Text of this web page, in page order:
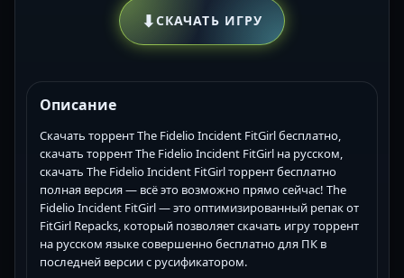
⬇СКАЧАТЬ ИГРУ
Описание
Скачать торрент The Fidelio Incident FitGirl бесплатно,
скачать торрент The Fidelio Incident FitGirl на русском,
скачать The Fidelio Incident FitGirl торрент бесплатно
полная версия — всё это возможно прямо сейчас! The
Fidelio Incident FitGirl — это оптимизированный репак от
FitGirl Repacks, который позволяет скачать игру торрент
на русском языке совершенно бесплатно для ПК в
последней версии с русификатором.